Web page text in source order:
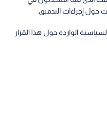
حول إجراءات التدقيق.
الواردة حول هذا القرار